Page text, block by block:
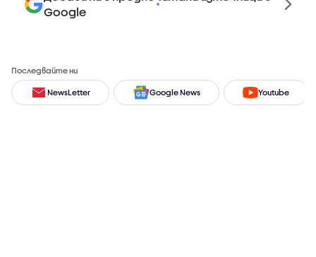
Google
Последвайте ни
NewsLetter Google News Youtube